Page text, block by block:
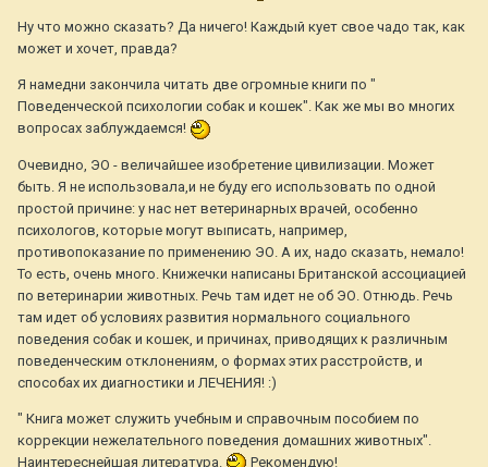
Ну что можно сказать? Да ничего! Каждый кует свое чадо так, как
может и хочет, правда?
Я намедни закончила читать две огромные книги по "
Поведенческой психологии собак и кошек". Как же мы во многих
вопросах заблуждаемся!
Очевидно, ЭО - величайшее изобретение цивилизации. Может
быть. Я не использовала,и не буду его использовать по одной
простой причине: у нас нет ветеринарных врачей, особенно
психологов, которые могут выписать, например,
противопоказание по применению ЭО. А их, надо сказать, немало!
То есть, очень много. Книжечки написаны Британской ассоциацией
по ветеринарии животных. Речь там идет не об ЭО. Отнюдь. Речь
там идет об условиях развития нормального социального
поведения собак и кошек, и причинах, приводящих к различным
поведенческим отклонениям, о формах этих расстройств, и
способах их диагностики и ЛЕЧЕНИЯ! :)
" Книга может служить учебным и справочным пособием по
коррекции нежелательного поведения домашних животных".
Наинтереснейшая литература.
Рекомендую!